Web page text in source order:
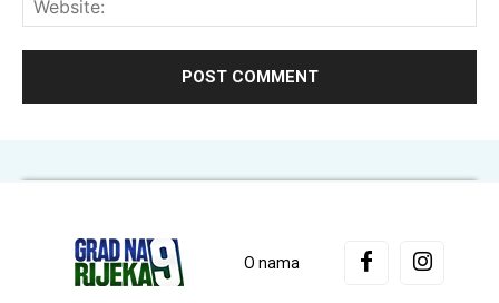
O nama